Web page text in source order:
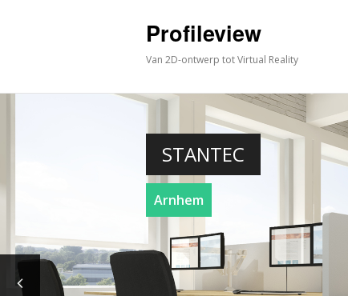
Profileview
Van 2D-ontwerp tot Virtual Reality
STANTEC
Arnhem